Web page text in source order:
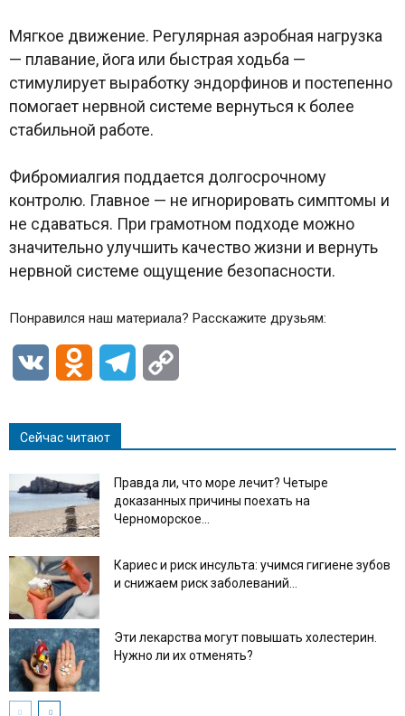
Мягкое движение. Регулярная аэробная нагрузка
— плавание, йога или быстрая ходьба —
стимулирует выработку эндорфинов и постепенно
помогает нервной системе вернуться к более
стабильной работе.
Фибромиалгия поддается долгосрочному
контролю. Главное — не игнорировать симптомы и
не сдаваться. При грамотном подходе можно
значительно улучшить качество жизни и вернуть
нервной системе ощущение безопасности.
Понравился наш материала? Расскажите друзьям:
VK Odnoklassniki
Telegram
Сейчас читают
Правда ли, что море лечит? Четыре
доказанных причины поехать на
Черноморское...
Кариес и риск инсульта: учимся гигиене зубов
и снижаем риск заболеваний...
Эти лекарства могут повышать холестерин.
Нужно ли их отменять?